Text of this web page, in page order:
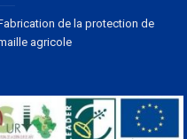
de la protection de
agricole